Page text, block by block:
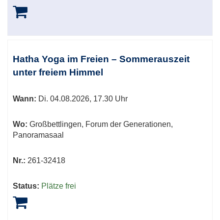
Hatha Yoga im Freien – Sommerauszeit
unter freiem Himmel
Wann: Di. 04.08.2026, 17.30 Uhr
Wo: Großbettlingen, Forum der Generationen,
Panoramasaal
Nr.: 261-32418
Status: Plätze frei